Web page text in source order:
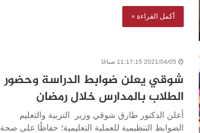
أكمل القراءة »
2021/04/05 11:17:15 صباحًا
شوقي يعلن ضوابط الدراسة وحضور
الطلاب بالمدارس خلال رمضان
أعلن الدكتور طارق شوقي وزير التربية والتعليم
الضوابط التنظيمية للعملية التعليمية؛ حفاظًا على صحة